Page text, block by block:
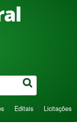
Editais Licitações